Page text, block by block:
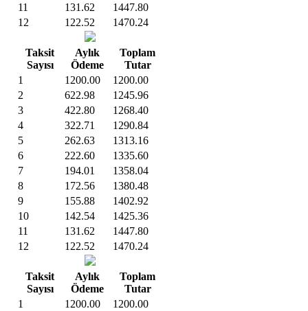
11
131.62
1447.80
12
122.52 1470.24
Taksit
Sayısı
Aylık
Ödeme
Toplam
Tutar
1
1200.00
1200.00
2
622.98
1245.96
3
422.80
1268.40
4
322.71
1290.84
5
262.63
1313.16
6
222.60
1335.60
7
194.01
1358.04
8
172.56
1380.48
9
155.88
1402.92
10
142.54
1425.36
11
131.62
1447.80
12
122.52 1470.24
Taksit
Sayısı
Aylık
Ödeme
Toplam
Tutar
1
1200.00
1200.00